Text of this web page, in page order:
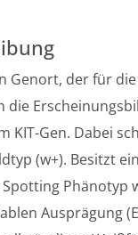
Genort, der für
die
KIT-Gen. Dabei
(w+). Besitzt
Phänotyp
Ausprägung